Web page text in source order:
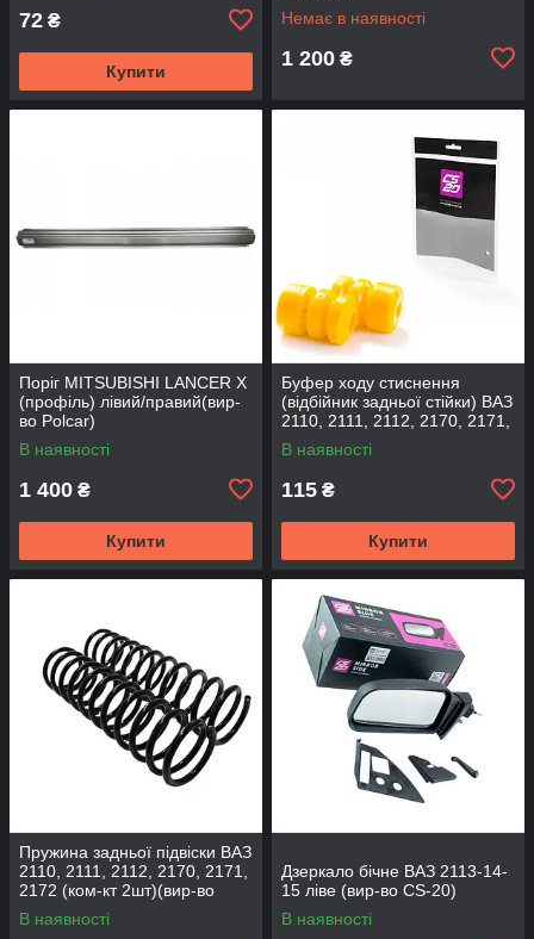
72 ₴
Купити
Немає в наявності
1 200 ₴
Поріг MITSUBISHI LANCER Х
(профіль) лівий/правий(вир-
во Polcar)
В наявності
1 400 ₴
Купити
Буфер ходу стиснення
(відбійник задньої стійки) ВАЗ
2110, 2111, 2112, 2170, 2171,
2172 (2шт) (вир-во CS-20
В наявності
115 ₴
Купити
Пружина задньої підвіски ВАЗ
2110, 2111, 2112, 2170, 2171,
2172 (ком-кт 2шт)(вир-во
SKADI)
В наявності
Дзеркало бічне ВАЗ 2113-14-
15 ліве (вир-во CS-20)
В наявності